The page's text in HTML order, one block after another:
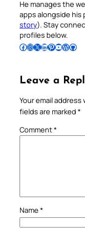
He manages the
apps alongside his
story). Stay
profiles below.
Follow Pradeep on Facebook Follow Pradeep on InstagramFollow Pradeep on X Follow Pradeep on LinkedIn Follow Pradeep on Pinterest Subscribe to Pradeep’s Youtube Channel Follow Pradeep on WordPress Follow Pradeep on GitHub
Leave a
Your email
fields are marked *
Comment*
Name *